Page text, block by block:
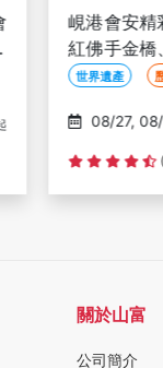
峴港會安精
紅佛手金橋
海鮮鍋＜星
世界遺產
關於山富
公司簡介